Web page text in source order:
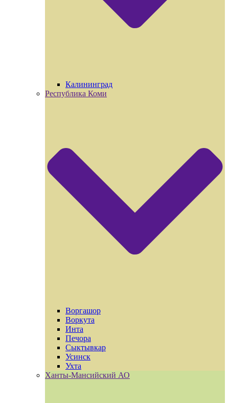
Калининград
Республика Коми
Воргашор
Воркута
Инта
Печора
Сыктывкар
Усинск
Ухта
Ханты-Мансийский АО